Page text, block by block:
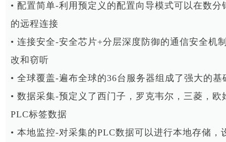
• 配置简单-利用预定义的配置向导模式可以在数
的远程连接
• 连接安全-安全芯片+分层深度防御的通信安全机
改和窃听
• 全球覆盖-遍布全球的36台服务器组成了强大的
• 数据采集-预定义了西门子，罗克韦尔，三菱，
PLC标签数据
• 本地监控-对采集的PLC数据可以进行本地存储